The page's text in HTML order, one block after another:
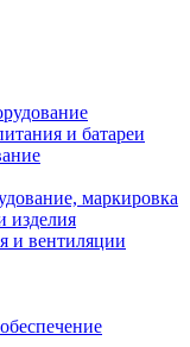
и батареи
маркировка
изделия
и вентиляции